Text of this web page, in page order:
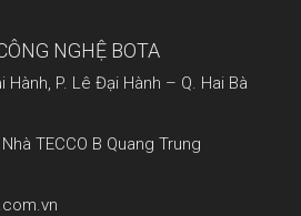
NGHỆ BOTA
Hành, P. Lê Đại Hành – Q. Hai Bà
TECCO B Quang Trung